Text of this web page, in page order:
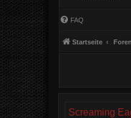
FAQ
Startseite
Screaming